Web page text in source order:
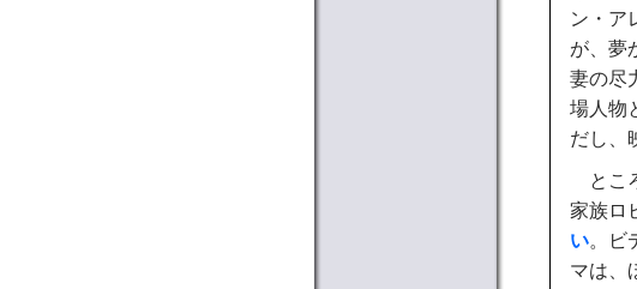
ン・ア
が、夢
妻の尽
場人物
だし、
とこ
家族ロ
い。ビ
マは、